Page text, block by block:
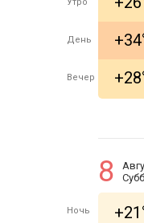
День
Вечер
8
Ночь